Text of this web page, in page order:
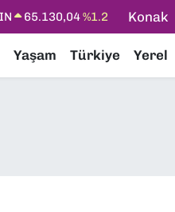
47,7106%0.17
64,4046%0.35
Konak
Yaşam Türkiye Yerel